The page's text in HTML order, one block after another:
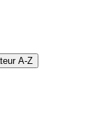
A-Z